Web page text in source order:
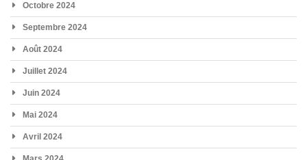
Octobre 2024
Septembre 2024
Août 2024
Juillet 2024
Juin 2024
Mai 2024
Avril 2024